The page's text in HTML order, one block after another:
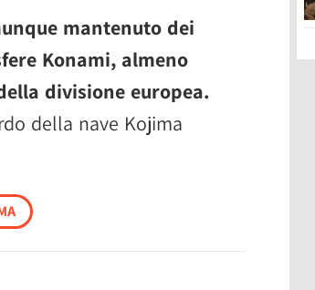
mantenuto dei
Konami, almeno
divisione europea.
della nave Kojima